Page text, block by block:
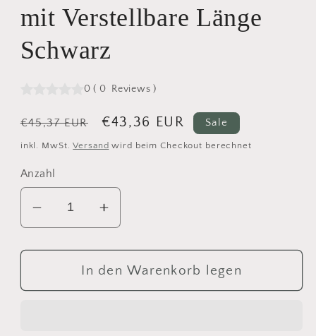
mit Verstellbare Länge
Schwarz
0( 0 Reviews )
Normaler
Preis
€45,37 EUR Verkaufspreis
€43,36 EUR Sale
inkl. MwSt.Versand wird beim Checkout berechnet
Anzahl
Verringere
die
Menge
JOHO
Erhöhe
die
Menge
für
JOHO
In den Warenkorb legen